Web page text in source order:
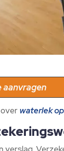
aanvragen
waterlek